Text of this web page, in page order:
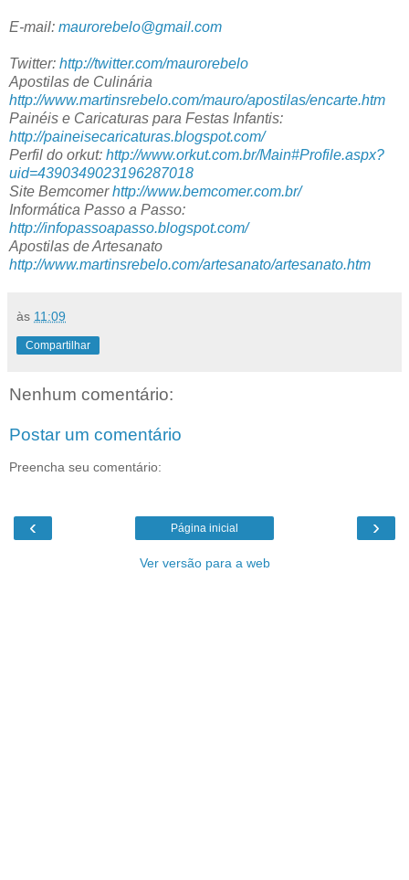
E-mail: maurorebelo@gmail.com
Twitter: http://twitter.com/maurorebelo
Apostilas de Culinária
http://www.martinsrebelo.com/mauro/apostilas/encarte.htm
Painéis e Caricaturas para Festas Infantis:
http://paineisecaricaturas.blogspot.com/
Perfil do orkut: http://www.orkut.com.br/Main#Profile.aspx?
uid=4390349023196287018
Site Bemcomerhttp://www.bemcomer.com.br/
Informática Passo a Passo:
http://infopassoapasso.blogspot.com/
Apostilas de Artesanato
http://www.martinsrebelo.com/artesanato/artesanato.htm
às 11:09
Compartilhar
Nenhum comentário:
Postar um comentário
Preencha seu comentário:
‹ ›
Página inicial
Ver versão para a web